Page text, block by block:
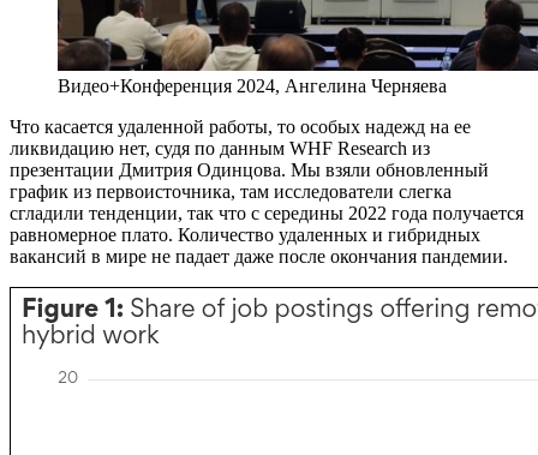
Видео+Конференция 2024, Ангелина Черняева
Что касается удаленной работы, то особых надежд на ее
ликвидацию нет, судя по данным WHF Research из
презентации Дмитрия Одинцова. Мы взяли обновленный
график из первоисточника, там исследователи слегка
сгладили тенденции, так что с середины 2022 года получается
равномерное плато. Количество удаленных и гибридных
вакансий в мире не падает даже после окончания пандемии.